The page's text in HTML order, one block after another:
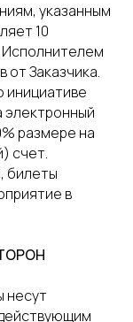
указанным
10
Исполнителем
от Заказчика.
инициативе
электронный
размере на
счет.
билеты
в
несут